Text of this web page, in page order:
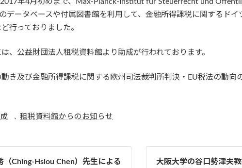
データベースや付属図書館を利用して、金融所得課税に関するド
行っておりました。
、公益財団法人租税資料館より助成が行われております。
き及び金融所得課税に関する欧州司法裁判所判決・EU税法の動向
、租税資料館からのお知らせ
Ching-Hsiou Chen）先生による
大阪大学の谷口勢津夫